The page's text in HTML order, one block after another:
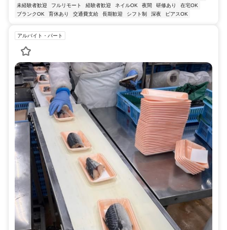
未経験者歓迎
フルリモート 経験者歓迎 ネイルOK 夜間 研修あり
在宅OK
ブランクOK
育休あり 交通費支給 長期歓迎 シフト制 深夜 ピアスOK
アルバイト・パート